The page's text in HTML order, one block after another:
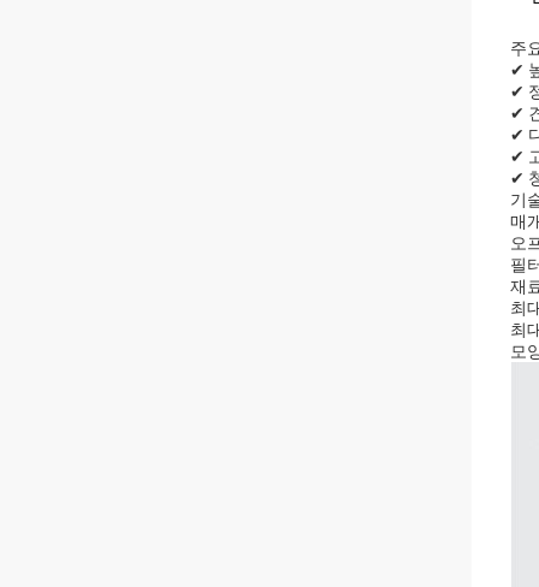
주
✔
✔
✔
✔
✔
✔
기
매
오
필
재
최
최
모